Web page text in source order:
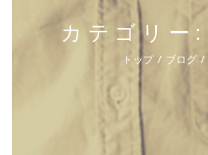
カテゴリー:
トップ ブログ